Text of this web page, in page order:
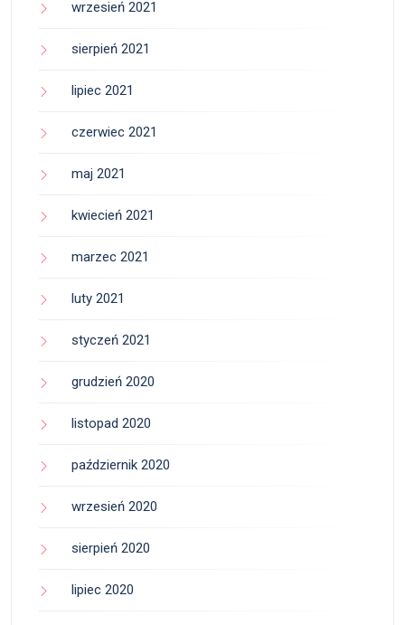
wrzesień 2021
sierpień 2021
lipiec 2021
czerwiec 2021
maj 2021
kwiecień 2021
marzec 2021
luty 2021
styczeń 2021
grudzień 2020
listopad 2020
październik 2020
wrzesień 2020
sierpień 2020
lipiec 2020